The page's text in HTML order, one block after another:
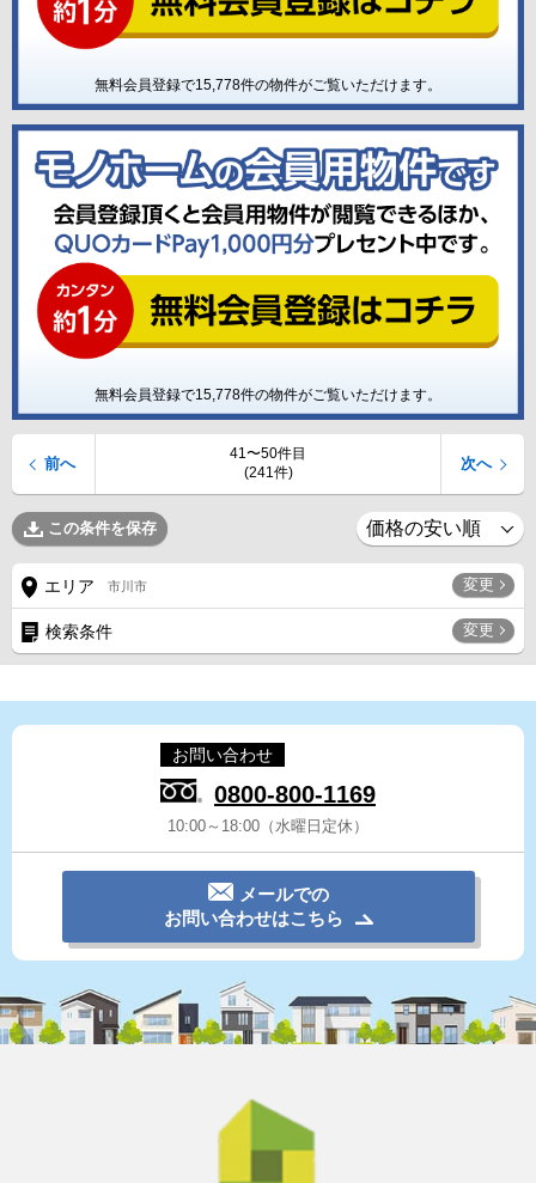
無料会員登録で15,778件の物件がご覧いただけます。
無料会員登録で15,778件の物件がご覧いただけます。
41〜50件目
(241件)
前へ 次へ
この条件を保存
エリア 市川市 変更
検索条件 変更
お問い合わせ
0800-800-1169
10:00～18:00（水曜日定休）
メールでの
お問い合わせはこちら